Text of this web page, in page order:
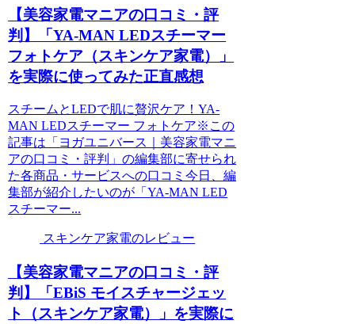
【美容家電マニアの口コミ・評
判】「YA-MAN LEDスチーマー
フォトケア（スキンケア家電）」
を実際に使ってみた正直感想
スチームとLEDで肌に贅沢ケア！YA-
MAN LEDスチーマー フォトケア※この
記事は「ヨガユニバース｜美容家電マニ
アの口コミ・評判」の編集部に寄せられ
た各商品・サービスへの口コミ今日、編
集部が紹介したいのが「YA-MAN LED
スチーマー...
スキンケア家電のレビュー
【美容家電マニアの口コミ・評
判】「EBiS モイスチャージェッ
ト（スキンケア家電）」を実際に